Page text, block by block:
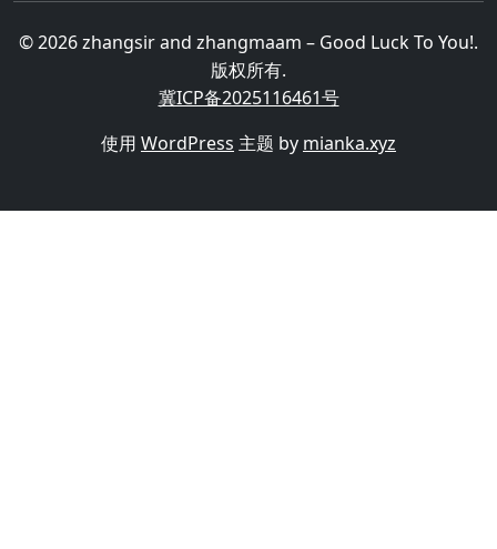
© 2026 zhangsir and zhangmaam – Good Luck To You!.
版权所有.
冀ICP备2025116461号
使用 WordPress 主题 by mianka.xyz